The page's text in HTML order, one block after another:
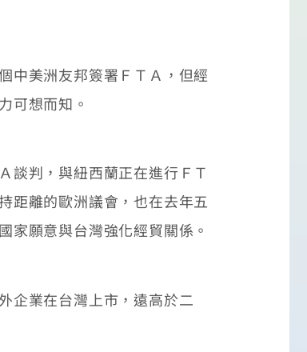
美洲友邦簽署ＦＴＡ，但經
可想而知。
判，與紐西蘭正在進行ＦＴ
距離的歐洲議會，也在去年五
家願意與台灣強化經貿關係。
業在台灣上市，遠高於二